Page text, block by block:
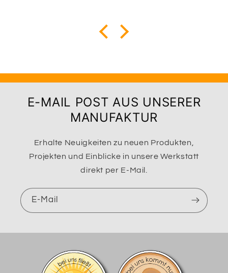
E-MAIL POST AUS UNSERER
MANUFAKTUR
Erhalte Neuigkeiten zu neuen Produkten,
Projekten und Einblicke in unsere Werkstatt
direkt per E-Mail.
E-Mail